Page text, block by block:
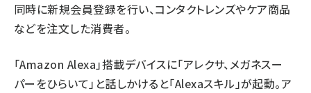
同時に新規会員登録を行い、コンタクトレンズやケア商品
などを注文した消費者。
「Amazon Alexa」搭載デバイスに「アレクサ、メガネスー
パーをひらいて」と話しかけると「Alexaスキル」が起動。ア